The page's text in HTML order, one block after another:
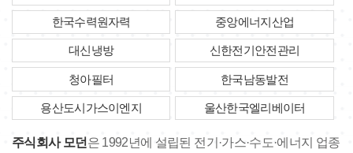
한국수력원자력 중앙에너지산업
대신냉방 신한전기안전관리
청아필터 한국남동발전
용산도시가스이엔지 울산한국엘리베이터
주식회사 모던 은 1992년에 설립된 전기·가스·수도·에너지 업종